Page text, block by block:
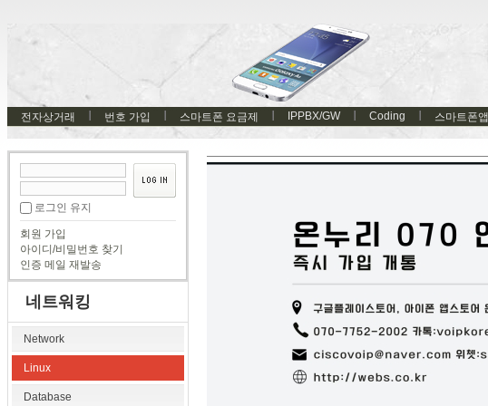
전자상거래 번호 가입 스마트폰 요금제 IPPBX/GW Coding 스마트폰앱
로그인 유지
회원 가입
아이디/비밀번호 찾기
인증 메일 재발송
네트워킹
Network
Linux
Database